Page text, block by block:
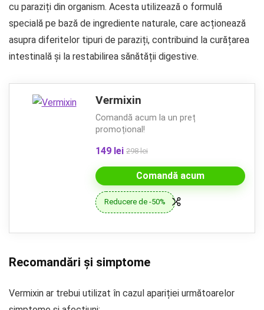
cu paraziți din organism. Acesta utilizează o formulă
specială pe bază de ingrediente naturale, care acționează
asupra diferitelor tipuri de paraziți, contribuind la curățarea
intestinală și la restabilirea sănătății digestive.
Vermixin
Comandă acum la un preț
promoțional!
149 lei 298 lei
Comandă acum
Reducere de -50%
Recomandări și simptome
Vermixin ar trebui utilizat în cazul apariției următoarelor